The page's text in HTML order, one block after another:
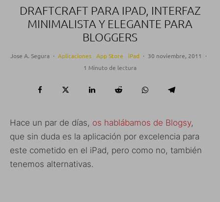
DRAFTCRAFT PARA IPAD, INTERFAZ
MINIMALISTA Y ELEGANTE PARA
BLOGGERS
Jose A. Segura · Aplicaciones App Store iPad · 30 noviembre, 2011
·
1 Minuto de lectura
Hace un par de días, os hablábamos de Blogsy,
que sin duda es la aplicación por excelencia para
este cometido en el iPad, pero como no, también
tenemos alternativas.